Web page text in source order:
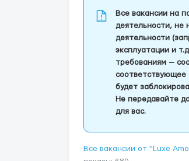
Все вакансии на
деятельности, не
деятельности
эксплуатации и
требованиям —
соответствующее
будет
Не передавайте
для вас.
Все вакансии от "Luxe